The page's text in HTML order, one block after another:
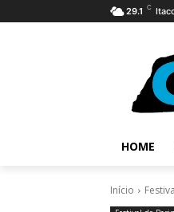
29.1 C
HOME
Início